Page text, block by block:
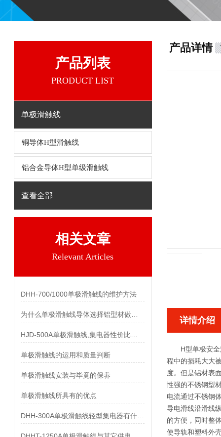
产品列表
PRODUCT LIST
单极滑触线
铜导体H型滑触线
铝合金导体H型单级滑触线
查看全部
相关文章
Relevant Articles
DHH-700/1000单极滑触线的维护方法
单极滑触线的运用和质量判断
单极滑触线安装与毕竟的保养
单极滑触线所具有的优点
产品详情
详情介绍
H型单极安
程中的损耗大大
度。但是铝材表
性强的不锈钢型
电流通过不锈钢
导电滑线沿滑线
的方便，同时整
使导轨和塑料外